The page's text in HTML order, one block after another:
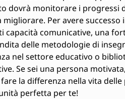
dovrà monitorare i progressi
migliorare. Per avere
capacità comunicative, una
delle metodologie di
nel settore educativo o
Se sei una persona
la differenza nella vita
perfetta per te!